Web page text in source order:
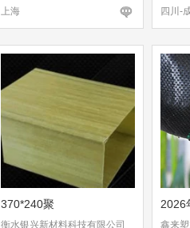
上海
四川-
370*240聚
衡水银兴新材料科技有限公司
2026
鑫来